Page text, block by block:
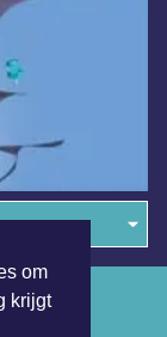
om
krijgt